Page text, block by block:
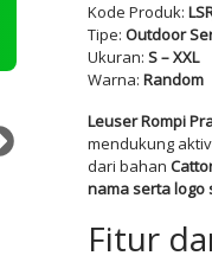
Kode Produk:
Tipe: Outdoor
Ukuran: S – XXL
Warna: Random
Leuser Rompi
mendukung
dari bahan
nama serta logo
Fitur